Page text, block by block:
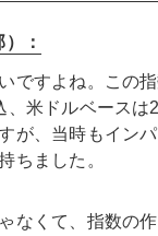
）：
ですよね。この
、米ドルベースは
が、当時もイン
ちました。
なくて、指数の